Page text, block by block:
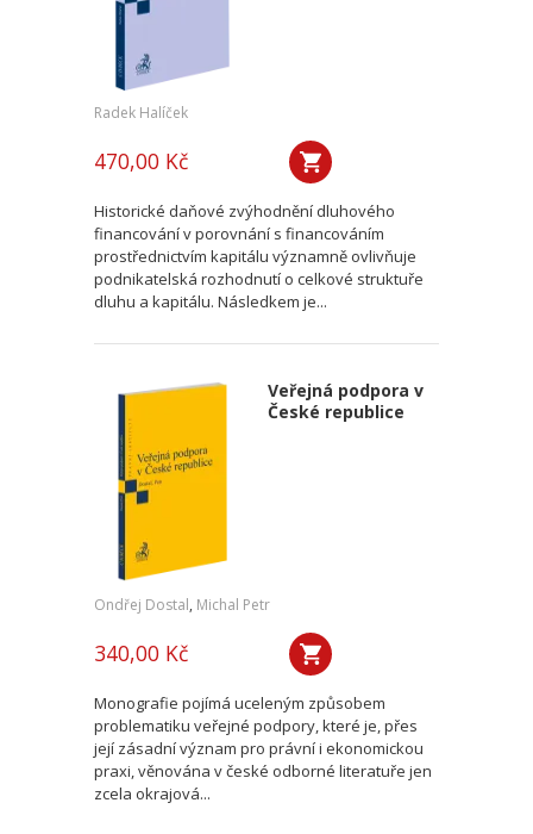
Radek Halíček
470,00 Kč
Historické daňové zvýhodnění dluhového
financování v porovnání s financováním
prostřednictvím kapitálu významně ovlivňuje
podnikatelská rozhodnutí o celkové struktuře
dluhu a kapitálu. Následkem je...
Veřejná podpora v
České republice
Ondřej Dostal, Michal Petr
340,00 Kč
Monografie pojímá uceleným způsobem
problematiku veřejné podpory, které je, přes
její zásadní význam pro právní i ekonomickou
praxi, věnována v české odborné literatuře jen
zcela okrajová...